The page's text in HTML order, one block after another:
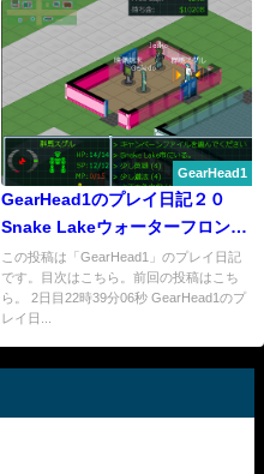
GearHead1
GearHead1のプレイ日記２０
Snake Lakeウォーターフロント
のガチムチ兄貴
この投稿は「GearHead1」のプレイ日記
です。目次はこちら。前回の投稿はこち
ら。 2日目22時39分06秒 GearHead1のプ
レイ日...